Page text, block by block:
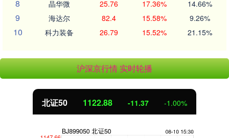
8 晶华微 25.76 17.36% 14.66%
9 海达尔 82.4 15.58% 9.26%
10 科力装备 26.79 15.52% 21.15%
沪深京行情 实时轮播
北证50 1122.88 -11.37 -1.00%